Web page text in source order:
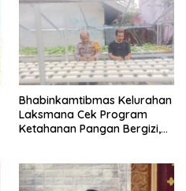
Bhabinkamtibmas Kelurahan
Laksmana Cek Program
Ketahanan Pangan Bergizi,